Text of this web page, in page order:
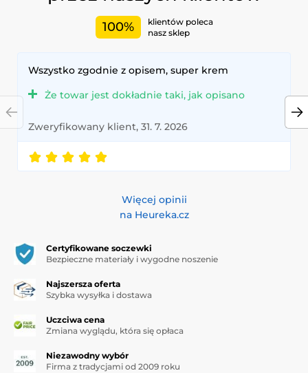
standardy jakości i wygody.
100%
klientów poleca
nasz sklep
Wszystko zgodnie z opisem, super krem
Że towar jest dokładnie taki, jak opisano
Zweryfikowany klient, 31. 7. 2026
Więcej opinii
na Heureka.cz
Certyfikowane soczewki
Bezpieczne materiały i wygodne noszenie
Najszersza oferta
Szybka wysyłka i dostawa
Uczciwa cena
Zmiana wyglądu, która się opłaca
Niezawodny wybór
Firma z tradycjami od 2009 roku